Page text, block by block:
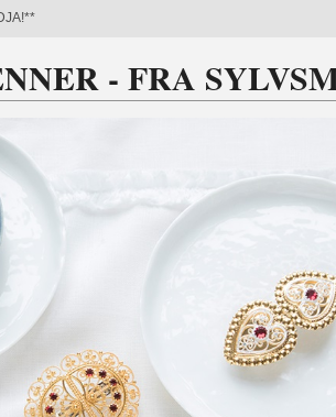
- FRA